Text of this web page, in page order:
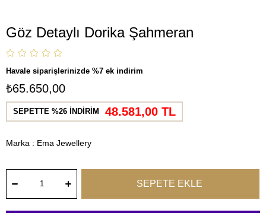
Göz Detaylı Dorika Şahmeran
Havale siparişlerinizde %7 ek indirim
₺65.650,00
SEPETTE %26 İNDİRİM 48.581,00 TL
Marka : Ema Jewellery